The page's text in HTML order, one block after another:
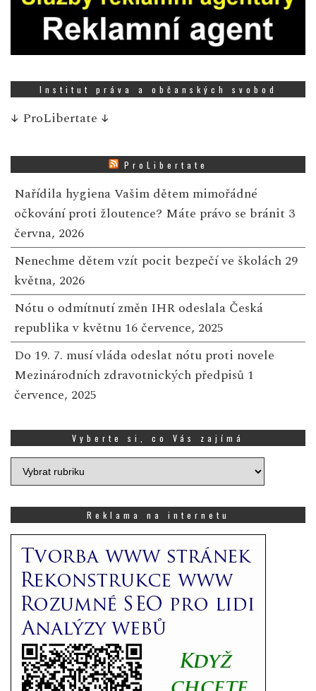
Institut práva a občanských svobod
↓ ProLibertate ↓
ProLibertate
Nařídila hygiena Vašim dětem mimořádné
očkování proti žloutence? Máte právo se bránit 3
června, 2026
Nenechme dětem vzít pocit bezpečí ve školách 29
května, 2026
Nótu o odmítnutí změn IHR odeslala Česká
republika v květnu 16 července, 2025
Do 19. 7. musí vláda odeslat nótu proti novele
Mezinárodních zdravotnických předpisů 1
července, 2025
Vyberte si, co Vás zajímá
Vyberte
si,
zajímá
Reklama na internetu